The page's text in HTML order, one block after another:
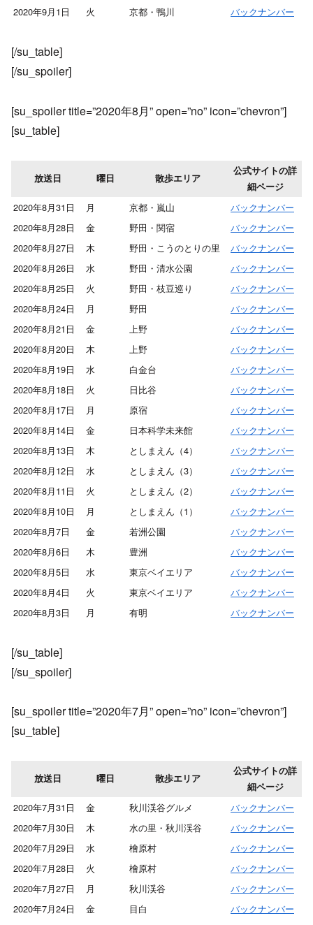
2020年9月1日
火 京都・鴨川 バックナンバー
[/su_table]
[/su_spoiler]
[su_spoiler title=”2020年8月” open=”no” icon=”chevron”]
[su_table]
放送日 曜日 散歩エリア
公式サイトの詳
細ページ
2020年8月31日 月 京都・嵐山
バックナンバー
2020年8月28日
金 野田・関宿
バックナンバー
2020年8月27日
木 野田・こうのとりの里
バックナンバー
2020年8月26日
水 野田・清水公園
バックナンバー
2020年8月25日
火 野田・枝豆巡り
バックナンバー
2020年8月24日
月 野田
バックナンバー
2020年8月21日
金 上野
バックナンバー
2020年8月20日
木 上野
バックナンバー
2020年8月19日
水 白金台
バックナンバー
2020年8月18日
火 日比谷
バックナンバー
2020年8月17日
月 原宿
バックナンバー
2020年8月14日
金 日本科学未来館
バックナンバー
2020年8月13日
木 としまえん（4）
バックナンバー
2020年8月12日
水 としまえん（3）
バックナンバー
2020年8月11日
火 としまえん（2）
バックナンバー
2020年8月10日
月 としまえん（1）
バックナンバー
2020年8月7日
金 若洲公園
バックナンバー
2020年8月6日
木 豊洲
バックナンバー
2020年8月5日
水 東京ベイエリア
バックナンバー
2020年8月4日
火 東京ベイエリア
バックナンバー
2020年8月3日
月 有明 バックナンバー
[/su_table]
[/su_spoiler]
[su_spoiler title=”2020年7月” open=”no” icon=”chevron”]
[su_table]
放送日 曜日 散歩エリア
公式サイトの詳
細ページ
2020年7月31日 金 秋川渓谷グルメ
バックナンバー
2020年7月30日
木 水の里・秋川渓谷
バックナンバー
2020年7月29日
水 檜原村
バックナンバー
2020年7月28日
火 檜原村
バックナンバー
2020年7月27日
月 秋川渓谷
バックナンバー
2020年7月24日
金 目白
バックナンバー